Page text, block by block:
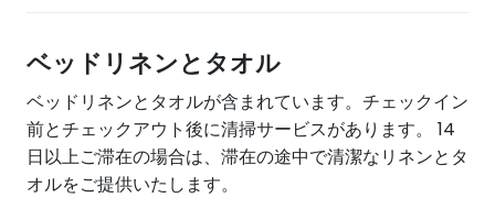
ベッドリネンとタオル
ベッドリネンとタオルが含まれています。チェックイン
前とチェックアウト後に清掃サービスがあります。 14
日以上ご滞在の場合は、滞在の途中で清潔なリネンとタ
オルをご提供いたします。